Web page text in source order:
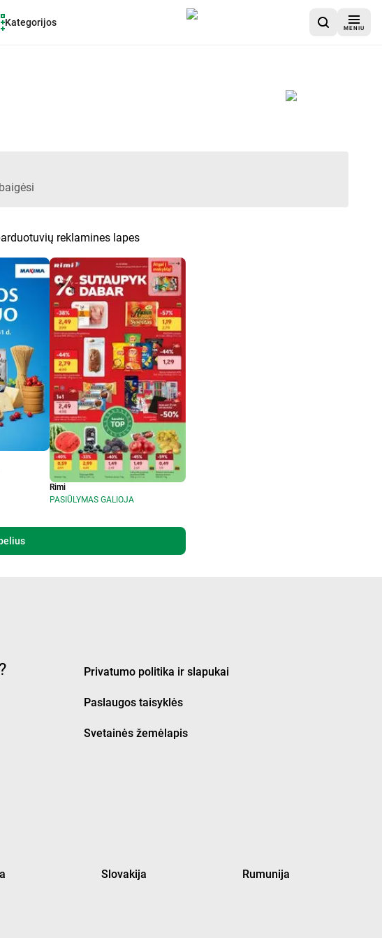
Kategorijos
MENIU
reklamines lapes
Rimi
PASIŪLYMAS GALIOJA
Privatumo politika ir slapukai
Paslaugos taisyklės
Svetainės žemėlapis
Slovakija Rumunija